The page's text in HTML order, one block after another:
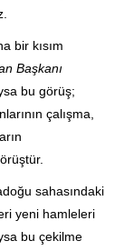
bir kısım
Başkanı
bu görüş;
çalışma,
sahasındaki
yeni hamleleri
bu çekilme